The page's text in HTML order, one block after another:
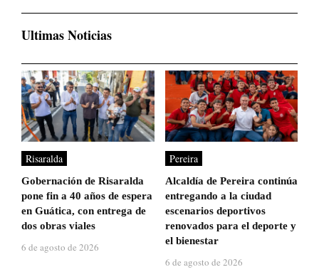
Ultimas Noticias
Risaralda
Gobernación de Risaralda
pone fin a 40 años de espera
en Guática, con entrega de
dos obras viales
6 de agosto de 2026
Pereira
Alcaldía de Pereira continúa
entregando a la ciudad
escenarios deportivos
renovados para el deporte y
el bienestar
6 de agosto de 2026